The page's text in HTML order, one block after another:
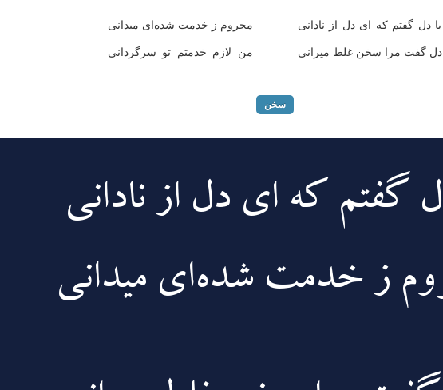
با دل گفتم که ای دل از نادانی محروم ز خدمت شده‌ای میدانی
دل گفت مرا سخن غلط میرانی من لازم خدمتم تو سرگردانی
سخن